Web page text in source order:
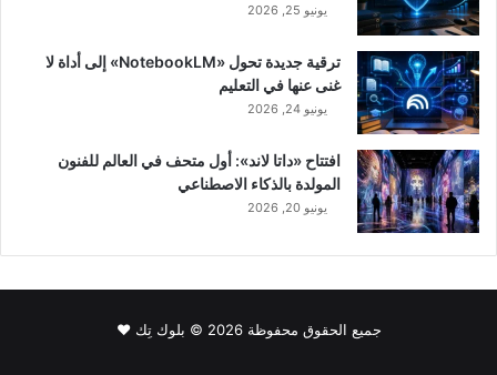
يونيو 25, 2026
ترقية جديدة تحول «NotebookLM» إلى أداة لا
غنى عنها في التعليم
يونيو 24, 2026
افتتاح «داتا لاند»: أول متحف في العالم للفنون
المولدة بالذكاء الاصطناعي
يونيو 20, 2026
جميع الحقوق محفوظة 2026 © بلوك تِك ❤️